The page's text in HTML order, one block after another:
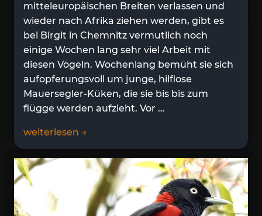
mitteleuropäischen Breiten verlassen und
wieder nach Afrika ziehen werden, gibt es
bei Birgit in Chemnitz vermutlich noch
einige Wochen lang sehr viel Arbeit mit
diesen Vögeln. Wochenlang bemüht sie sich
aufopferungsvoll um junge, hilflose
Mauersegler-Küken, die sie bis bis zum
flügge werden aufzieht. Vor …
weiterlesen →